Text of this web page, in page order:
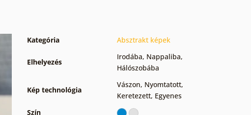
Kategória Absztrakt képek
Elhelyezés
Irodába, Nappaliba,
Hálószobába
Kép technológia
Vászon, Nyomtatott,
Keretezett, Egyenes
Szín